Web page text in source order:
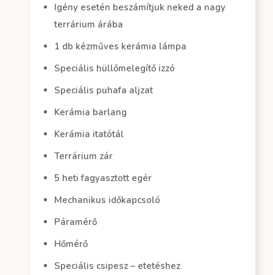
Igény esetén beszámítjuk neked a nagy
terrárium árába
1 db kézműves kerámia lámpa
Speciális hüllőmelegítő izzó
Speciális puhafa aljzat
Kerámia barlang
Kerámia itatótál
Terrárium zár
5 heti fagyasztott egér
Mechanikus időkapcsoló
Páramérő
Hőmérő
Speciális csipesz – etetéshez